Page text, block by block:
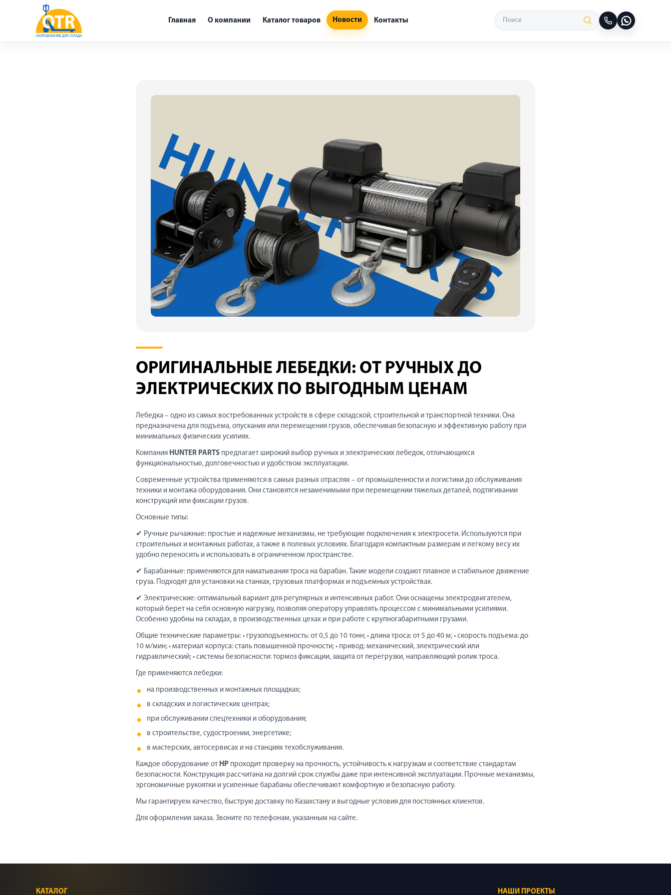
Главная О компании Каталог товаров Новости Контакты
ОРИГИНАЛЬНЫЕ ЛЕБЕДКИ: ОТ РУЧНЫХ ДО
ЭЛЕКТРИЧЕСКИХ ПО ВЫГОДНЫМ ЦЕНАМ
Лебедка – одно из самых востребованных устройств в сфере складской, строительной и транспортной техники. Она
предназначена для подъема, опускания или перемещения грузов, обеспечивая безопасную и эффективную работу при
минимальных физических усилиях.
Компания HUNTER PARTS предлагает широкий выбор ручных и электрических лебедок, отличающихся
функциональностью, долговечностью и удобством эксплуатации.
Современные устройства применяются в самых разных отраслях – от промышленности и логистики до обслуживания
техники и монтажа оборудования. Они становятся незаменимыми при перемещении тяжелых деталей, подтягивании
конструкций или фиксации грузов.
Основные типы:
✔ Ручные рычажные: простые и надежные механизмы, не требующие подключения к электросети. Используются при
строительных и монтажных работах, а также в полевых условиях. Благодаря компактным размерам и легкому весу их
удобно переносить и использовать в ограниченном пространстве.
✔ Барабанные: применяются для наматывания троса на барабан. Такие модели создают плавное и стабильное движение
груза. Подходят для установки на станках, грузовых платформах и подъемных устройствах.
✔ Электрические: оптимальный вариант для регулярных и интенсивных работ. Они оснащены электродвигателем,
который берет на себя основную нагрузку, позволяя оператору управлять процессом с минимальными усилиями.
Особенно удобны на складах, в производственных цехах и при работе с крупногабаритными грузами.
Общие технические параметры: • грузоподъемность: от 0,5 до 10 тонн; • длина троса: от 5 до 40 м; • скорость подъема: до
10 м/мин; • материал корпуса: сталь повышенной прочности; • привод: механический, электрический или
гидравлический; • системы безопасности: тормоз фиксации, защита от перегрузки, направляющий ролик троса.
Где применяются лебедки:
на производственных и монтажных площадках;
в складских и логистических центрах;
при обслуживании спецтехники и оборудования;
в строительстве, судостроении, энергетике;
в мастерских, автосервисах и на станциях техобслуживания.
Каждое оборудование от HP проходит проверку на прочность, устойчивость к нагрузкам и соответствие стандартам
безопасности. Конструкция рассчитана на долгий срок службы даже при интенсивной эксплуатации. Прочные механизмы,
эргономичные рукоятки и усиленные барабаны обеспечивают комфортную и безопасную работу.
Мы гарантируем качество, быструю доставку по Казахстану и выгодные условия для постоянных клиентов.
Для оформления заказа. Звоните по телефонам, указанным на сайте.
КАТАЛОГ НАШИ ПРОЕКТЫ